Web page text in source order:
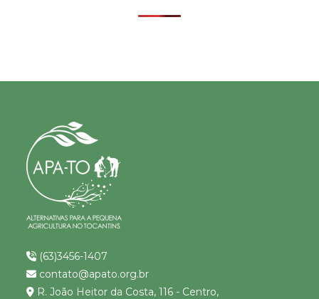
(63)3456-1407
contato@apato.org.br
R. João Heitor da Costa, 116 - Centro,